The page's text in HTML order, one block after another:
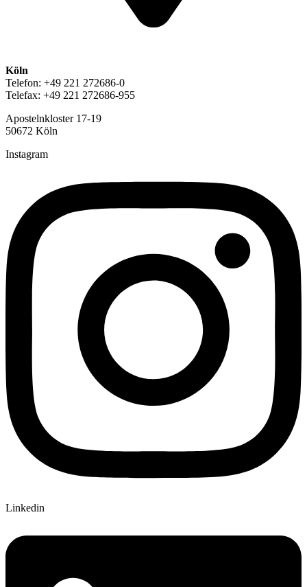
Köln
Telefon: +49 221 272686-0
Telefax: +49 221 272686-955
Apostelnkloster 17-19
50672 Köln
Instagram
Linkedin